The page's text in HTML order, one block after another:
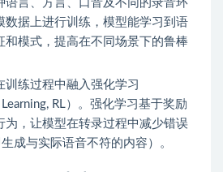
语言、方言、口音及不同的录音环
数据上进行训练，模型能学习到语
和模式，提高在不同场景下的鲁棒
训练过程中融入强化学习
Learning, RL）。强化学习基于奖励
为，让模型在转录过程中减少错误
成与实际语音不符的内容）。